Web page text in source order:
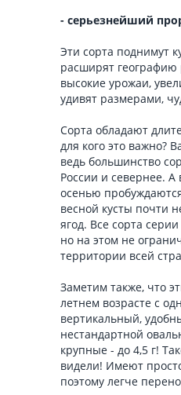
- серьезнейший
Эти сорта поднимут
расширят географию
высокие урожаи,
удивят размерами,
Сорта обладают
для кого это важно?
ведь большинство
России и севернее. А
осенью
весной кусты почти
ягод. Все сорта
но на этом не
территории всей
Заметим также, что
летнем возрасте с
вертикальный,
нестандартной
крупные - до 4,5 г!
видели! Имеют
поэтому легче